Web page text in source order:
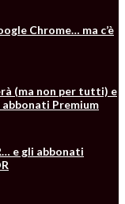
Chrome… ma c’è
(ma non per tutti) e
abbonati Premium
e gli abbonati